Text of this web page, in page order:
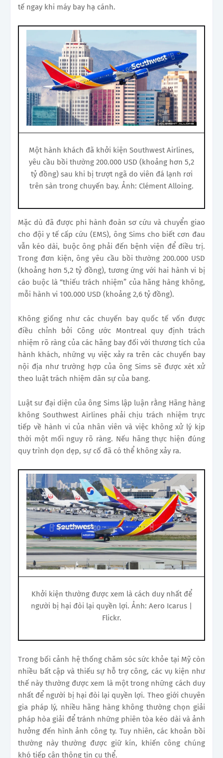
tế ngay khi máy bay hạ cánh.
Một hành khách đã khởi kiện Southwest Airlines,
yêu cầu bồi thường 200.000 USD (khoảng hơn 5,2
tỷ đồng) sau khi bị trượt ngã do viên đá lạnh rơi
trên sàn trong chuyến bay. Ảnh: Clément Alloing.
Mặc dù đã được phi hành đoàn sơ cứu và chuyển giao
cho đội y tế cấp cứu (EMS), ông Sims cho biết cơn đau
vẫn kéo dài, buộc ông phải đến bệnh viện để điều trị.
Trong đơn kiện, ông yêu cầu bồi thường 200.000 USD
(khoảng hơn 5,2 tỷ đồng), tương ứng với hai hành vi bị
cáo buộc là “thiếu trách nhiệm” của hãng hàng không,
mỗi hành vi 100.000 USD (khoảng 2,6 tỷ đồng).
Không giống như các chuyến bay quốc tế vốn được
điều chỉnh bởi Công ước Montreal quy định trách
nhiệm rõ ràng của các hãng bay đối với thương tích của
hành khách, những vụ việc xảy ra trên các chuyến bay
nội địa như trường hợp của ông Sims sẽ được xét xử
theo luật trách nhiệm dân sự của bang.
Luật sư đại diện của ông Sims lập luận rằng Hãng hàng
không Southwest Airlines phải chịu trách nhiệm trực
tiếp về hành vi của nhân viên và việc không xử lý kịp
thời một mối nguy rõ ràng. Nếu hãng thực hiện đúng
quy trình dọn dẹp, sự cố đã có thể không xảy ra.
Khởi kiện thường được xem là cách duy nhất để
người bị hại đòi lại quyền lợi. Ảnh: Aero Icarus |
Flickr.
Trong bối cảnh hệ thống chăm sóc sức khỏe tại Mỹ còn
nhiều bất cập và thiếu sự hỗ trợ công, các vụ kiện như
thế này thường được xem là một trong những cách duy
nhất để người bị hại đòi lại quyền lợi. Theo giới chuyên
gia pháp lý, nhiều hãng hàng không thường chọn giải
pháp hòa giải để tránh những phiên tòa kéo dài và ảnh
hưởng đến hình ảnh công ty. Tuy nhiên, các khoản bồi
thường này thường được giữ kín, khiến công chúng
khó tiếp cận thông tin cụ thể.